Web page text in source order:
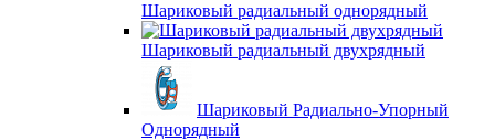
Шариковый радиальный однорядный
Шариковый радиальный двухрядный
Шариковый Радиально-Упорный
Однорядный